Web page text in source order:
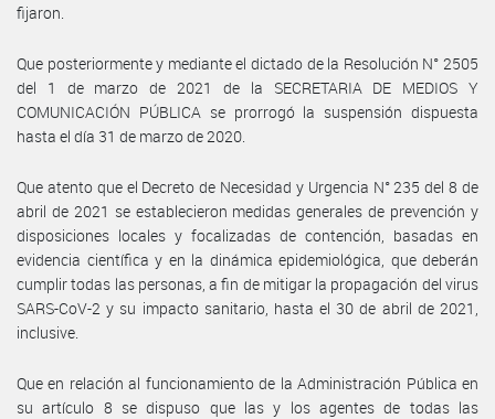
fijaron.
Que posteriormente y mediante el dictado de la Resolución N° 2505
del 1 de marzo de 2021 de la SECRETARIA DE MEDIOS Y
COMUNICACIÓN PÚBLICA se prorrogó la suspensión dispuesta
hasta el día 31 de marzo de 2020.
Que atento que el Decreto de Necesidad y Urgencia N° 235 del 8 de
abril de 2021 se establecieron medidas generales de prevención y
disposiciones locales y focalizadas de contención, basadas en
evidencia científica y en la dinámica epidemiológica, que deberán
cumplir todas las personas, a fin de mitigar la propagación del virus
SARS-CoV-2 y su impacto sanitario, hasta el 30 de abril de 2021,
inclusive.
Que en relación al funcionamiento de la Administración Pública en
su artículo 8 se dispuso que las y los agentes de todas las